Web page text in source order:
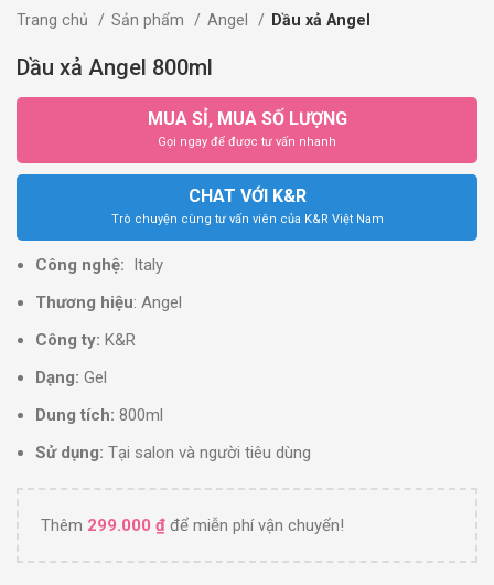
Trang chủ Sản phẩm Angel Dầu xả Angel
Dầu xả Angel 800ml
MUA SỈ, MUA SỐ LƯỢNG
Gọi ngay để được tư vấn nhanh
CHAT VỚI K&R
Trò chuyện cùng tư vấn viên của K&R Việt Nam
Công nghệ: Italy
Thương hiệu: Angel
Công ty: K&R
Dạng: Gel
Dung tích: 800ml
Sử dụng: Tại salon và người tiêu dùng
Thêm 299.000 ₫ để miễn phí vận chuyển!